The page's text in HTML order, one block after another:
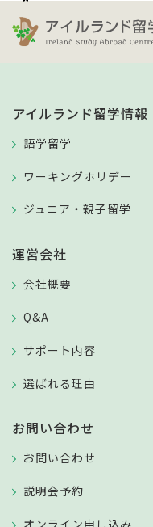
アイルランド留学情報
語学留学
ワーキングホリデー
ジュニア・親子留学
運営会社
会社概要
Q&A
サポート内容
選ばれる理由
お問い合わせ
お問い合わせ
説明会予約
オンライン申し込み